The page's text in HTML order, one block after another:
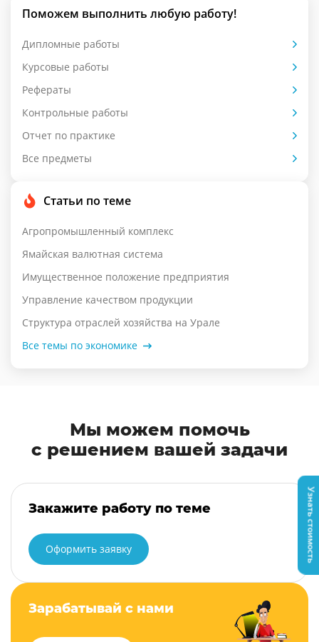
Поможем выполнить любую работу!
Дипломные работы
Курсовые работы
Рефераты
Контрольные работы
Отчет по практике
Все предметы
Статьи по теме
Агропромышленный комплекс
Ямайская валютная система
Имущественное положение предприятия
Управление качеством продукции
Структура отраслей хозяйства на Урале
Все темы по экономике
Мы можем помочь
с решением вашей задачи
Закажите работу по теме
Оформить заявку
Зарабатывай с нами
Узнать стоимость